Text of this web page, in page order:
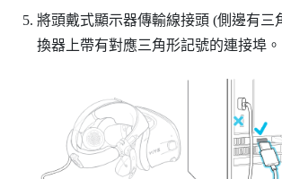
將頭戴式顯示器傳輸線接頭 (側邊有三
換器上帶有對應三角形記號的連接埠。